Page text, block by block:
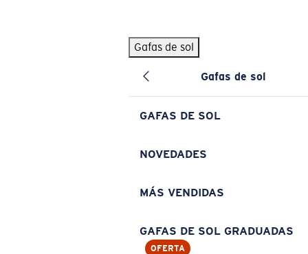
Gafas de sol
Gafas de sol
GAFAS DE SOL
NOVEDADES
MÁS VENDIDAS
GAFAS DE SOL GRADUADAS
OFERTA
BÚSQUEDAS POPULARES
Pilothouse PRO Limited Edition Pack Exclusivo
Gafas de sol personalizadas
Los más vendidos de gafas de sol